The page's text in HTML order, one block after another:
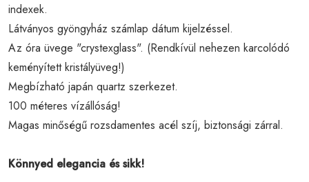
indexek.
Látványos gyöngyház számlap dátum kijelzéssel.
Az óra üvege "crystexglass". (Rendkívül nehezen karcolódó
keményített kristályüveg!)
Megbízható japán quartz szerkezet.
100 méteres vízállóság!
Magas minőségű rozsdamentes acél szíj, biztonsági zárral.
Könnyed elegancia és sikk!